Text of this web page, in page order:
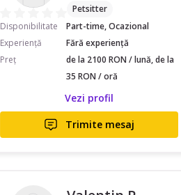
Petsitter
Disponibilitate
Part-time, Ocazional
Experiență
Fără experiență
Preț
de la 2100 RON / lună, de la
35 RON / oră
Vezi profil
Trimite mesaj